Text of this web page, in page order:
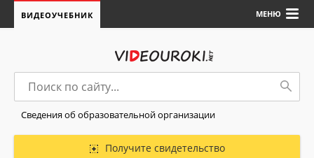
МЕНЮ
ВИДЕОУЧЕБНИК
Сведения об образовательной организации
Получите свидетельство